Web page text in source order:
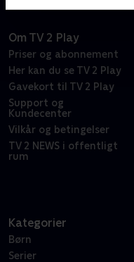
Om TV 2 Play
Priser og abonnement
Her kan du se TV 2 Play
Gavekort til TV 2 Play
Support og
Kundecenter
Vilkår og betingelser
TV 2 NEWS i offentligt
rum
Kategorier
Børn
Serier